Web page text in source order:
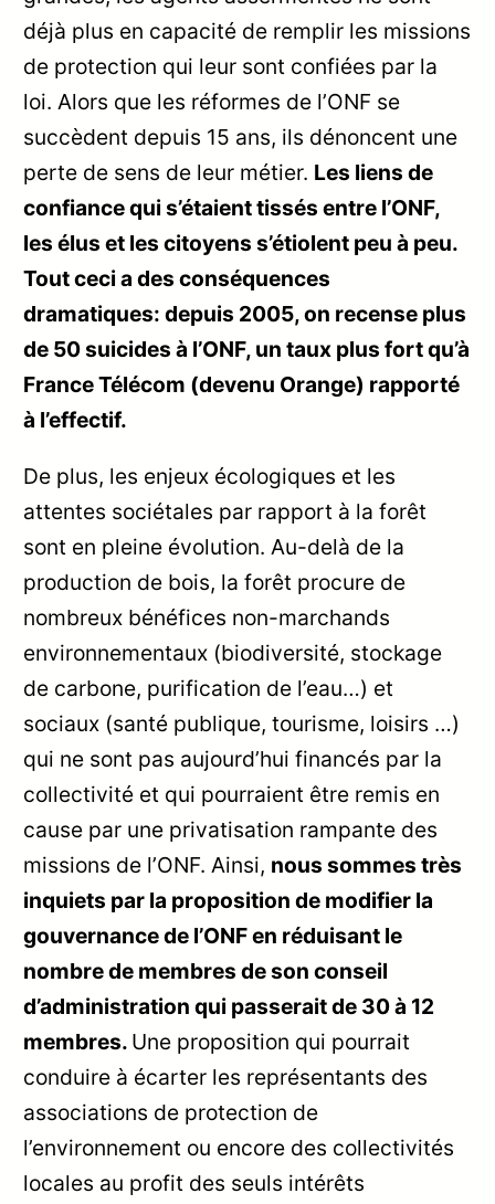
déjà plus en capacité de remplir les missions
de protection qui leur sont confiées par la
loi. Alors que les réformes de l’ONF se
succèdent depuis 15 ans, ils dénoncent une
perte de sens de leur métier. Les liens de
confiance qui s’étaient tissés entre l’ONF,
les élus et les citoyens s’étiolent peu à peu.
Tout ceci a des conséquences
dramatiques: depuis 2005, on recense plus
de 50 suicides à l’ONF, un taux plus fort qu’à
France Télécom (devenu Orange) rapporté
à l’effectif.
De plus, les enjeux écologiques et les
attentes sociétales par rapport à la forêt
sont en pleine évolution. Au-delà de la
production de bois, la forêt procure de
nombreux bénéfices non-marchands
environnementaux (biodiversité, stockage
de carbone, purification de l’eau…) et
sociaux (santé publique, tourisme, loisirs …)
qui ne sont pas aujourd’hui financés par la
collectivité et qui pourraient être remis en
cause par une privatisation rampante des
missions de l’ONF. Ainsi, nous sommes très
inquiets par la proposition de modifier la
gouvernance de l’ONF en réduisant le
nombre de membres de son conseil
d’administration qui passerait de 30 à 12
membres. Une proposition qui pourrait
conduire à écarter les représentants des
associations de protection de
l’environnement ou encore des collectivités
locales au profit des seuls intérêts